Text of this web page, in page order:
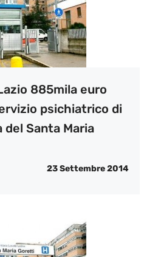
885mila euro
psichiatrico di
del Santa Maria
23 Settembre 2014